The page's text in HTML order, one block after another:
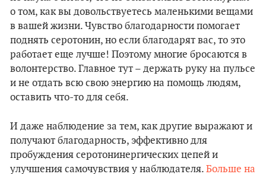
о том, как вы довольствуетесь маленькими вещами
в вашей жизни. Чувство благодарности помогает
поднять серотонин, но если благодарят вас, то это
работает еще лучше! Поэтому многие бросаются в
волонтерство. Главное тут – держать руку на пульсе
и не отдать всю свою энергию на помощь людям,
оставить что-то для себя.
И даже наблюдение за тем, как другие выражают и
получают благодарность, эффективно для
пробуждения серотонинергических цепей и
улучшения самочувствия у наблюдателя. Больше на